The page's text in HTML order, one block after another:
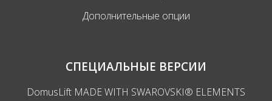
Дополнительные опции
СПЕЦИАЛЬНЫЕ ВЕРСИИ
DomusLift MADE WITH SWAROVSKI® ELEMENTS